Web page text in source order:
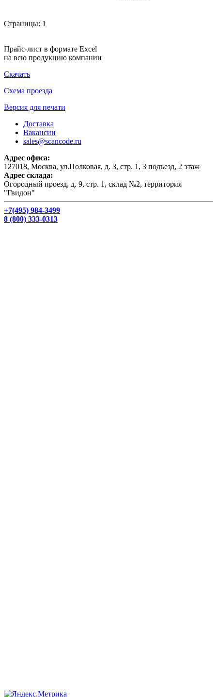
Страницы: 1
Прайс-лист в формате Excel
на всю продукцию компании
Скачать
Схема проезда
Версия для печати
Доставка
Вакансии
sales@scancode.ru
Адрес офиса:
127018, Москва, ул.Полковая, д. 3, стр. 1, 3 подъезд, 2 этаж
Адрес склада:
Огородный проезд, д. 9, стр. 1, склад №2, территория
"Гвидон"
+7(495) 984-3499
8 (800) 333-0313